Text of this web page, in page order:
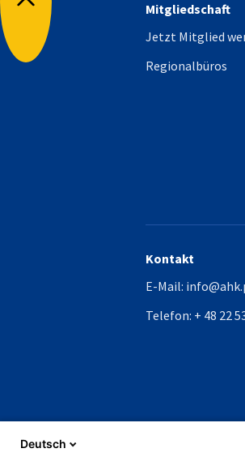
Nach oben
Mitgliedschaft
Jetzt Mitglied
Regionalbüros
Kontakt
E-Mail:
Telefon: + 48 22
Deutsch